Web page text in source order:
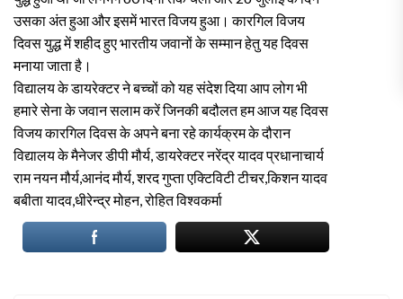
उसका अंत हुआ और इसमें भारत विजय हुआ। कारगिल विजय
दिवस युद्ध में शहीद हुए भारतीय जवानों के सम्मान हेतु यह दिवस
मनाया जाता है।
विद्यालय के डायरेक्टर ने बच्चों को यह संदेश दिया आप लोग भी
हमारे सेना के जवान सलाम करें जिनकी बदौलत हम आज यह दिवस
विजय कारगिल दिवस के अपने बना रहे कार्यक्रम के दौरान
विद्यालय के मैनेजर डीपी मौर्य, डायरेक्टर नरेंद्र यादव प्रधानाचार्य
राम नयन मौर्य,आनंद मौर्य, शरद गुप्ता एक्टिविटी टीचर,किशन यादव
बबीता यादव,धीरेन्द्र मोहन, रोहित विश्वकर्मा